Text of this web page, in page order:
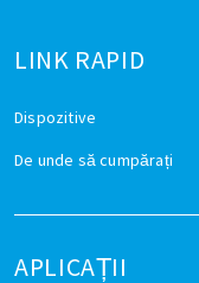
LINK RAPID
Dispozitive
De unde să cumpărați
APLICAȚII